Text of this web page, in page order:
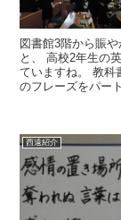
図書館3階から賑
と、 高校2年生の
ていますね。 教科
のフレーズをパー
西遠紹介